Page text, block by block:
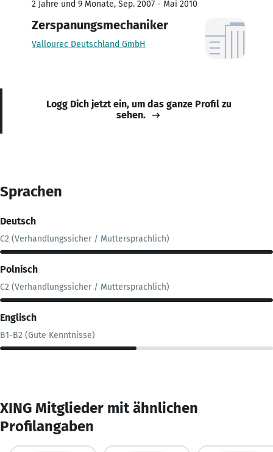
2 Jahre und 9 Monate, Sep. 2007 - Mai 2010
Zerspanungsmechaniker
Vallourec Deutschland GmbH
Logg Dich jetzt ein, um das ganze Profil zu
sehen.
Sprachen
Deutsch
C2 (Verhandlungssicher / Muttersprachlich)
Polnisch
C2 (Verhandlungssicher / Muttersprachlich)
Englisch
B1-B2 (Gute Kenntnisse)
XING Mitglieder mit ähnlichen
Profilangaben